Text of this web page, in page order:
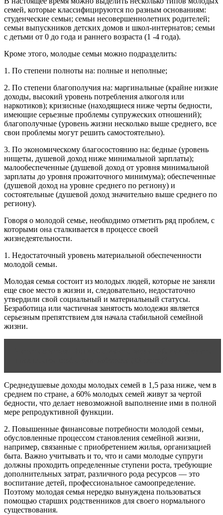
семей, которые классифицируются по разным основаниям:
студенческие семьи; семьи несовершеннолетних родителей;
семьи выпускников детских домов и школ-интернатов; семьи
с детьми от 0 до года и раннего возраста (1 -4 года).
Кроме этого, молодые семьи можно подразделить:
1. По степени полноты на: полные и неполные;
2. По степени благополучия на: маргинальные (крайне низкие
доходы, высокий уровень потребления алкоголя или
наркотиков); кризисные (находящиеся ниже черты бедности,
имеющие серьезные проблемы супружеских отношений);
благополучные (уровень жизни несколько выше среднего, все
свои проблемы могут решить самостоятельно).
3. По экономическому благосостоянию на: бедные (уровень
нищеты, душевой доход ниже минимальной зарплаты);
малообеспеченные (душевой доход от уровня минимальной
зарплаты до уровня прожиточного минимума); обеспеченные
(душевой доход на уровне среднего по региону) и
состоятельные (душевой доход значительно выше среднего по
региону).
Говоря о молодой семье, необходимо отметить ряд проблем, с
которыми она сталкивается в процессе своей
жизнедеятельности.
1. Недостаточный уровень материальной обеспеченности
молодой семьи.
Молодая семья состоит из молодых людей, которые не заняли
еще свое место в жизни и, следовательно, недостаточно
утвердили свой социальный и материальный статусы.
Безработица или частичная занятость молодежи является
серьезным препятствием для начала стабильной семейной
жизни.
Среднедушевые доходы молодых семей в 1,5 раза ниже, чем в
среднем по стране, а 60% молодых семей живут за чертой
бедности, что делает невозможной выполнение ими в полной
мере репродуктивной функции.
2. Повышенные финансовые потребности молодой семьи,
обусловленные процессом становления семейной жизни,
например, связанные с приобретением жилья, организацией
быта. Важно учитывать и то, что и сами молодые супруги
должны проходить определенные ступени роста, требующие
дополнительных затрат, различного рода ресурсов — это
воспитание детей, профессиональное самоопределение.
Поэтому молодая семья нередко вынуждена пользоваться
помощью старших родственников для своего нормального
существования.